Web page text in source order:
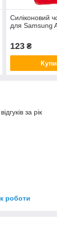
Силіконовий
для Samsung
123₴
за рік
роботи